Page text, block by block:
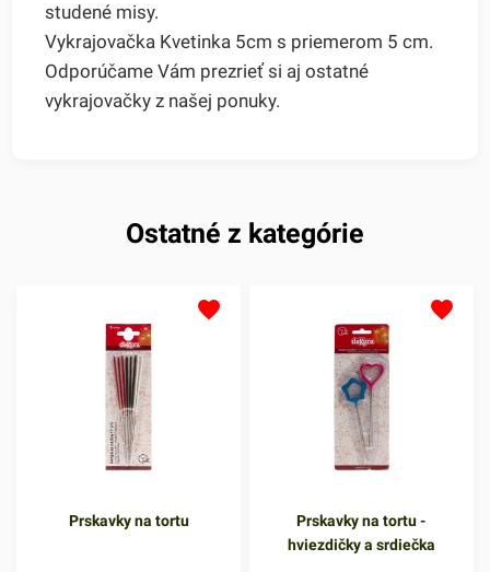
studené misy.
Vykrajovačka Kvetinka 5cm s priemerom 5 cm.
Odporúčame Vám prezrieť si aj ostatné
vykrajovačky z našej ponuky.
Ostatné z kategórie
Prskavky na tortu
Prskavky na tortu -
hviezdičky a srdiečka